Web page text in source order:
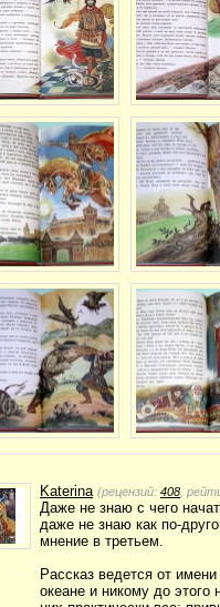
Katerina (рецензий: 408 ,
Даже не знаю с чего
даже не знаю как по-
мнение в третьем.
Рассказ ведется от
океане и никому до